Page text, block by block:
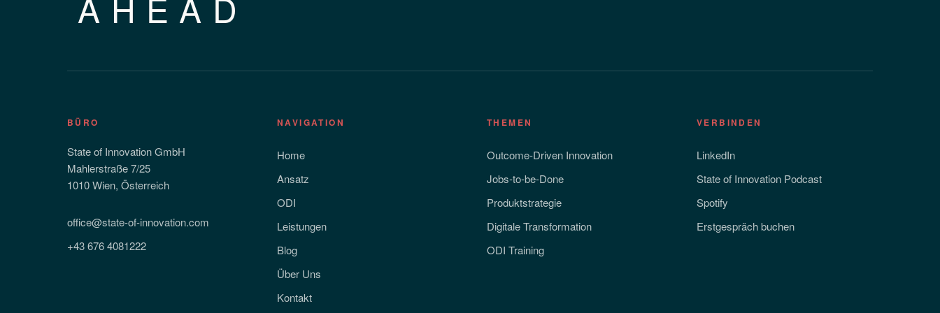
BÜRO
State of Innovation GmbH
Mahlerstraße 7/25
1010 Wien, Österreich
office@state-of-innovation.com
+43 676 4081222
NAVIGATION
Home
Ansatz
ODI
Leistungen
Blog
Über Uns
Kontakt
THEMEN
Outcome-Driven Innovation
Jobs-to-be-Done
Produktstrategie
Digitale Transformation
ODI Training
VERBINDEN
LinkedIn
State of Innovation Podcast
Spotify
Erstgespräch buchen